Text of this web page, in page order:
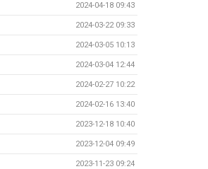
2024-04-18 09:43
2024-03-22 09:33
2024-03-05 10:13
2024-03-04 12:44
2024-02-27 10:22
2024-02-16 13:40
2023-12-18 10:40
2023-12-04 09:49
2023-11-23 09:24